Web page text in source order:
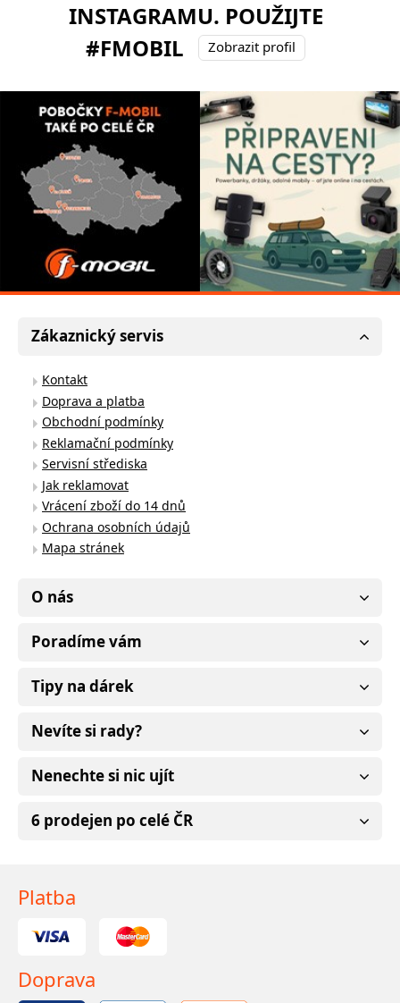
INSTAGRAMU. POUŽIJTE
#FMOBIL
Zobrazit profil
Zákaznický servis
Kontakt
Doprava a platba
Obchodní podmínky
Reklamační podmínky
Servisní střediska
Jak reklamovat
Vrácení zboží do 14 dnů
Ochrana osobních údajů
Mapa stránek
O nás
Poradíme vám
Tipy na dárek
Nevíte si rady?
Nenechte si nic ujít
6 prodejen po celé ČR
Platba
Doprava